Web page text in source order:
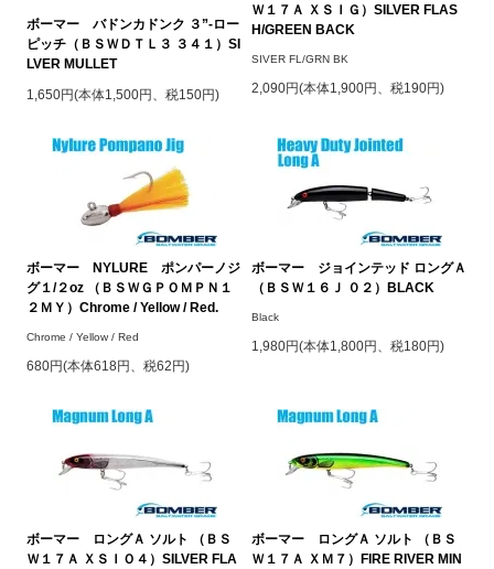
ボーマー バドンカドンク ３”-ロー
ピッチ（ＢＳＷＤＴＬ３ ３４１）SI
LVER MULLET
1,650円(本体1,500円、税150円)
Ｗ１７Ａ ＸＳＩＧ）SILVER FLAS
H/GREEN BACK
SIVER FL/GRN BK
2,090円(本体1,900円、税190円)
ボーマー NYLURE ポンパーノジ
グ１/２oz （ＢＳＷＧＰＯＭＰＮ１
２ＭＹ）Chrome / Yellow / Red.
Chrome / Yellow / Red
680円(本体618円、税62円)
ボーマー ジョインテッド ロングＡ
（ＢＳＷ１６Ｊ ０２）BLACK
Black
1,980円(本体1,800円、税180円)
ボーマー ロングＡ ソルト （ＢＳ
Ｗ１７Ａ ＸＳＩＯ４）SILVER FLA
ボーマー ロングＡ ソルト （ＢＳ
Ｗ１７Ａ ＸＭ７）FIRE RIVER MIN